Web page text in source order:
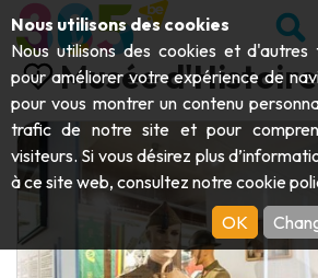
VISITER
Abbayes & monuments religieux
Archéologie
EXPLORER
Grottes BOUGER
Aller au contenu principal;
Musée
Nous utilisons des cookies
Nous utilisons des cookies et d'autres
pour améliorer votre expérience de
pour vous montrer un contenu
trafic de notre site et pour
visiteurs. Si vous désirez plus
à ce site web, consultez notrecookie
OK